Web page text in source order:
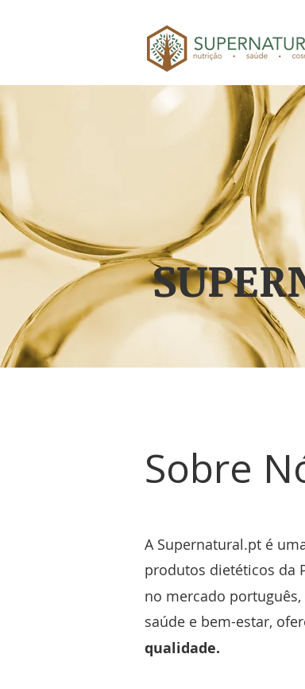
Sobre
A Supernatural.pt é
produtos dietéticos da
no mercado
saúde e bem-estar,
qualidade.